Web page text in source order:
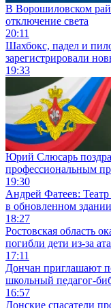
В Ворошиловском
отключение света
20:11
Шахбокс, падел и
зарегистрировали
19:33
Юрий Слюсарь
профессиональным
19:30
Андрей Фатеев: Театр
в обновленном
18:27
Ростовская область
погибли дети из-за
17:11
Дончан приглашают
школьный педагог-
16:57
Донские спасатели